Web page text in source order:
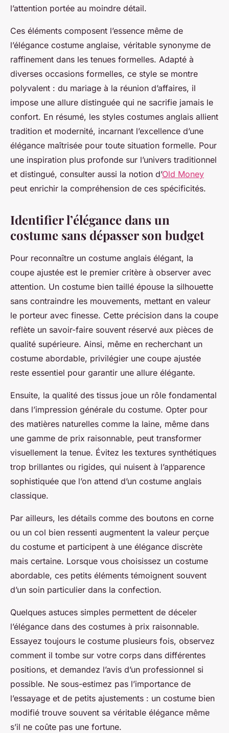
l’attention portée au moindre détail.
Ces éléments composent l’essence même de
l’élégance costume anglaise, véritable synonyme de
raffinement dans les tenues formelles. Adapté à
diverses occasions formelles, ce style se montre
polyvalent : du mariage à la réunion d’affaires, il
impose une allure distinguée qui ne sacrifie jamais le
confort. En résumé, les styles costumes anglais allient
tradition et modernité, incarnant l’excellence d’une
élégance maîtrisée pour toute situation formelle. Pour
une inspiration plus profonde sur l’univers traditionnel
et distingué, consulter aussi la notion d’Old Money
peut enrichir la compréhension de ces spécificités.
Identifier l’élégance dans un
costume sans dépasser son budget
Pour reconnaître un costume anglais élégant, la
coupe ajustée est le premier critère à observer avec
attention. Un costume bien taillé épouse la silhouette
sans contraindre les mouvements, mettant en valeur
le porteur avec finesse. Cette précision dans la coupe
reflète un savoir-faire souvent réservé aux pièces de
qualité supérieure. Ainsi, même en recherchant un
costume abordable, privilégier une coupe ajustée
reste essentiel pour garantir une allure élégante.
Ensuite, la qualité des tissus joue un rôle fondamental
dans l’impression générale du costume. Opter pour
des matières naturelles comme la laine, même dans
une gamme de prix raisonnable, peut transformer
visuellement la tenue. Évitez les textures synthétiques
trop brillantes ou rigides, qui nuisent à l’apparence
sophistiquée que l’on attend d’un costume anglais
classique.
Par ailleurs, les détails comme des boutons en corne
ou un col bien ressenti augmentent la valeur perçue
du costume et participent à une élégance discrète
mais certaine. Lorsque vous choisissez un costume
abordable, ces petits éléments témoignent souvent
d’un soin particulier dans la confection.
Quelques astuces simples permettent de déceler
l’élégance dans des costumes à prix raisonnable.
Essayez toujours le costume plusieurs fois, observez
comment il tombe sur votre corps dans différentes
positions, et demandez l’avis d’un professionnel si
possible. Ne sous-estimez pas l’importance de
l’essayage et de petits ajustements : un costume bien
modifié trouve souvent sa véritable élégance même
s’il ne coûte pas une fortune.